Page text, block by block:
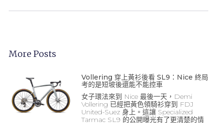
More Posts
Vollering 穿上黃衫後看 SL9：Nice 終局
考的是短坡後還能不能控車
女子環法來到 Nice 最後一天，Demi
Vollering 已經把黃色領騎衫穿到 FDJ
United-Suez 身上。這讓 Specialized
Tarmac SL9 的公開曝光有了更清楚的情